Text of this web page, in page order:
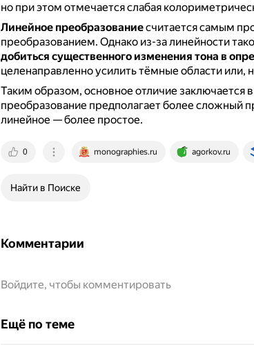
но при этом отмечается слабая
Линейное преобразованиесчитается самым
преобразованием. Однако из-за линейности
добиться существенного изменения тона в
целенаправленно усилить тёмные области или,
Таким образом, основное отличие заключается
преобразование предполагает более сложный
линейное — более простое.
0 monographies.ru agorkov.ru
Найти в Поиске
Комментарии
Войдите, чтобы комментировать
Ещё по теме